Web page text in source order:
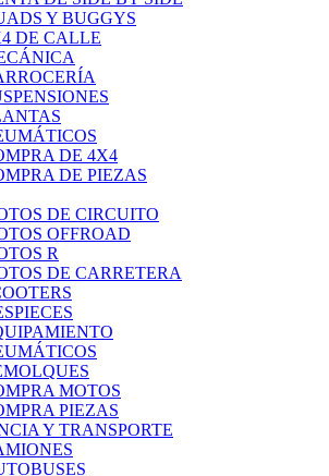
Y BUGGYS
DE CALLE
DE 4X4
DE PIEZAS
DE CIRCUITO
OFFROAD
R
DE CARRETERA
MOTOS
PIEZAS
Y TRANSPORTE